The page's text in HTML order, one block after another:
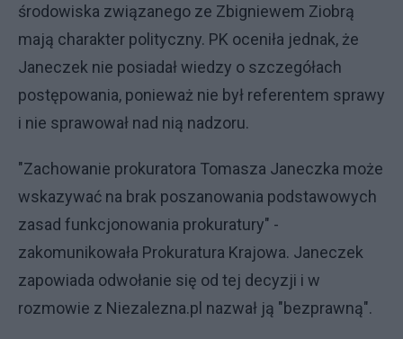
środowiska związanego ze Zbigniewem Ziobrą
mają charakter polityczny. PK oceniła jednak, że
Janeczek nie posiadał wiedzy o szczegółach
postępowania, ponieważ nie był referentem sprawy
i nie sprawował nad nią nadzoru.
"Zachowanie prokuratora Tomasza Janeczka może
wskazywać na brak poszanowania podstawowych
zasad funkcjonowania prokuratury" -
zakomunikowała Prokuratura Krajowa. Janeczek
zapowiada odwołanie się od tej decyzji i w
rozmowie z Niezalezna.pl nazwał ją "bezprawną".